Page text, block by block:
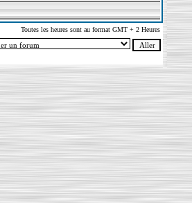
Toutes les heures sont au format GMT + 2 Heures